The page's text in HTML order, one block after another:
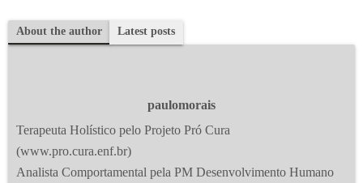
About the author Latest posts
paulomorais
Terapeuta Holístico pelo Projeto Pró Cura
(www.pro.cura.enf.br)
Analista Comportamental pela PM Desenvolvimento Humano